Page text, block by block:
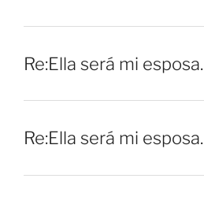
Re:Ella será mi esposa.
Re:Ella será mi esposa.